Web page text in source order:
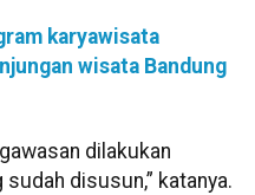
karyawisata
wisata Bandung
dilakukan
disusun,” katanya.